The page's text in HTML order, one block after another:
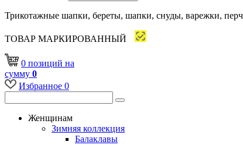
Трикотажные шапки, береты, шапки, снуды, варежки,
ТОВАР МАРКИРОВАННЫЙ
0 позиций на
сумму 0
Избранное 0
Женщинам
Зимняя коллекция
Балаклавы